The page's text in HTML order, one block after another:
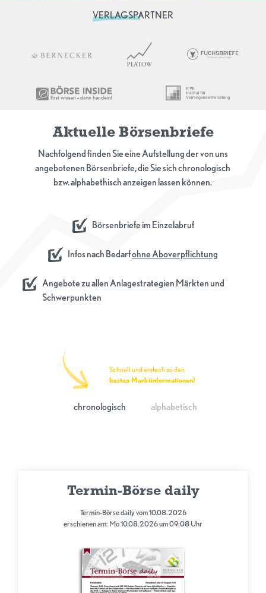
VERLAGSPARTNER
Aktuelle Börsenbriefe
Nachfolgend finden Sie eine Aufstellung der von uns
angebotenen Börsenbriefe, die Sie sich chronologisch
bzw. alphabethisch anzeigen lassen können.
Börsenbriefe im Einzelabruf
Infos nach Bedarfohne Aboverpflichtung
Angebote zu allen Anlagestrategien Märkten und
Schwerpunkten
Schnell und einfach zu den
besten Marktinformationen!
chronologisch alphabetisch
Termin-Börse daily
Termin-Börse daily vom 10.08.2026
erschienen am: Mo 10.08.2026 um 09:08 Uhr